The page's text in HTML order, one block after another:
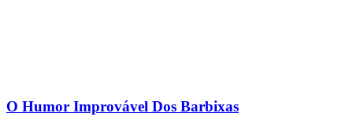
O Humor Improvável Dos Barbixas